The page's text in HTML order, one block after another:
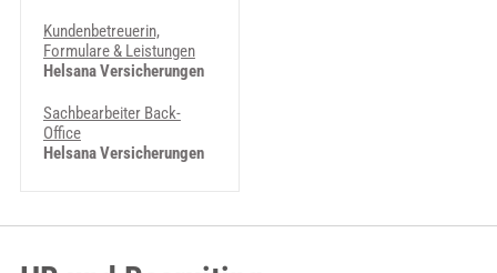
Kundenbetreuerin,
Formulare & Leistungen
Helsana Versicherungen
Sachbearbeiter Back-
Office
Helsana Versicherungen